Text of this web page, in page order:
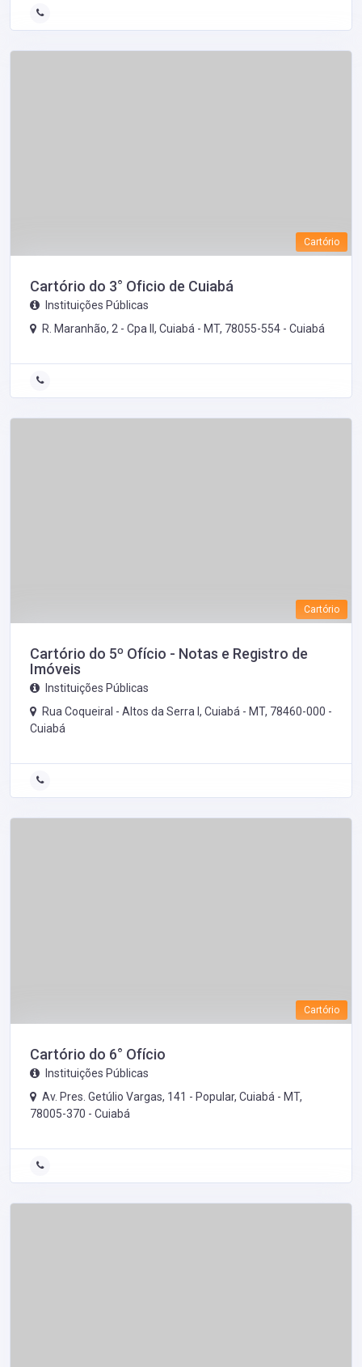
Cartório
Cartório do 3° Oficio de Cuiabá
Instituições Públicas
R. Maranhão, 2 - Cpa II, Cuiabá - MT, 78055-554 - Cuiabá
Cartório
Cartório do 5º Ofício - Notas e Registro de
Imóveis
Instituições Públicas
Rua Coqueiral - Altos da Serra I, Cuiabá - MT, 78460-000 -
Cuiabá
Cartório
Cartório do 6° Ofício
Instituições Públicas
Av. Pres. Getúlio Vargas, 141 - Popular, Cuiabá - MT,
78005-370 - Cuiabá